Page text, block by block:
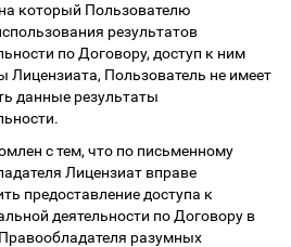
который Пользователю
результатов
по Договору, доступ к ним
Лицензиата, Пользователь не имеет
данные результаты
с тем, что по письменному
Лицензиат вправе
предоставление доступа к
деятельности по Договору в
разумных